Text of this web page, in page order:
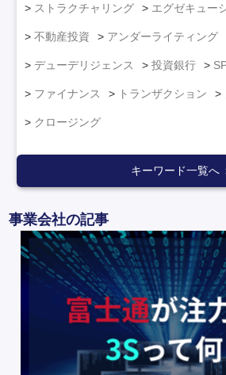
ストラクチャリング エグゼキュー
不動産投資 アンダーライティング
デューデリジェンス 投資銀行
ファイナンス トランザクション
クロージング
キーワード一覧へ
事業会社の記事